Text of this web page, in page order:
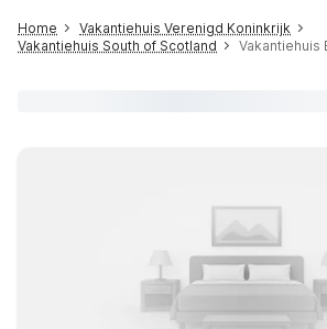
Home
Vakantiehuis Verenigd Koninkrijk
Vakantiehuis South of Scotland
Vakantiehuis